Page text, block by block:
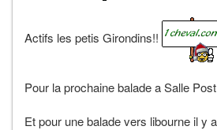
Actifs les petis Girondins!!
Pour la prochaine balade a Salle
Et pour une balade vers libourne il y